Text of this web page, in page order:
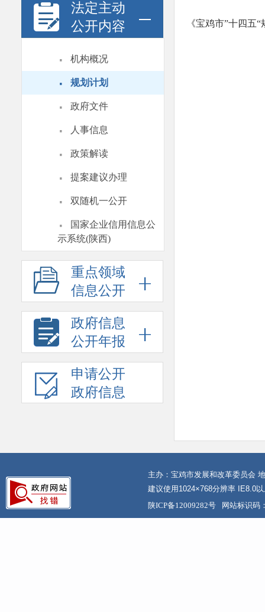
法定主动
公开内容
· 机构概况
· 规划计划
· 政府文件
· 人事信息
· 政策解读
· 提案建议办理
· 双随机一公开
·
国家企业信用信息公
示系统(陕西)
重点领域
信息公开
政府信息
公开年报
申请公开
政府信息
《宝鸡市”十四五
主办：宝鸡市发展和改革委员会
建议使用1024×768分辨率 IE8.0
陕ICP备12009282号
网站标识码